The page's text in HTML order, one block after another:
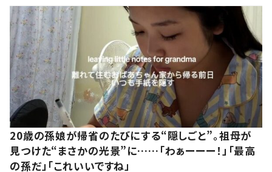
20歳の孫娘が帰省のたびにする“隠しごと”。祖母が
見つけた“まさかの光景”に……「わぁーーー！」「最高
の孫だ」「これいいですね」